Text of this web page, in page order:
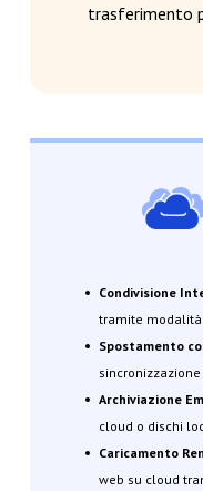
trasferimento
Condivisione
tramite modalità
Spostamento
Archiviazione
cloud o dischi
Caricamento
web su cloud